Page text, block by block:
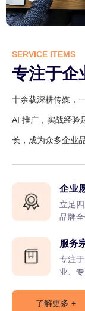
SERVICE ITEMS
专注于企
十余载深耕传媒，
AI 推广，实战经验
长，成为众多企业
企业
立足
品牌
服务
专注
业、
了解更多 +